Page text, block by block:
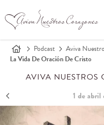
Podcast
Aviva
La Vida De Oración De Cristo
AVIVA NUESTROS
1 de